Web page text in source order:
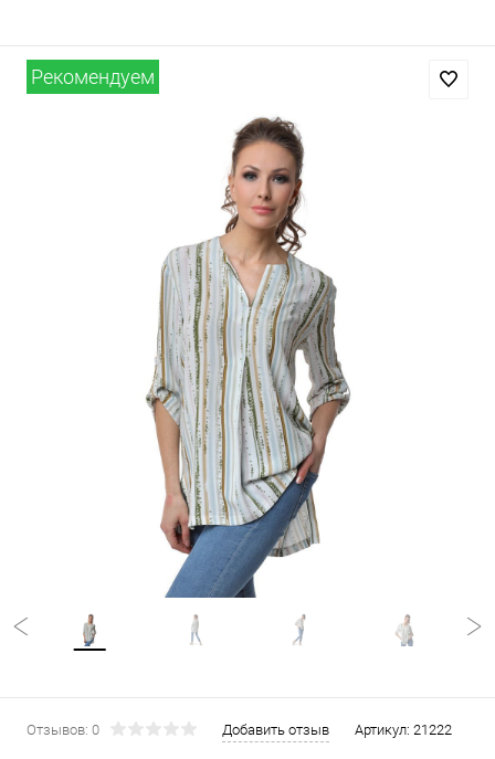
Рекомендуем
Отзывов: 0 Добавить отзыв Артикул: 21222